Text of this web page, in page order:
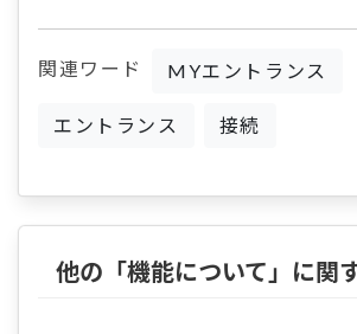
関連ワード MYエントランス
エントランス 接続
他の「機能について」に関